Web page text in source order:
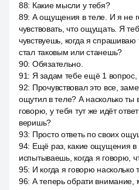
88: Какие мысли у тебя?
89: А ощущения в теле. И я не
чувствовать, что ощущать. Я
чувствуешь, когда я спрашиваю
стал таковым или станешь?
90: Обязательно.
91: Я задам тебе ещё 1 вопрос,
92: Прочувствовал это все,
ощутил в теле? А насколько ты
говорю, у тебя тут же идёт
веришь?
93: Просто ответь по своих
94: Ещё раз, какие ощущения в
испытываешь, когда я говорю,
95: И когда я говорю насколько
96: А теперь обрати внимание,